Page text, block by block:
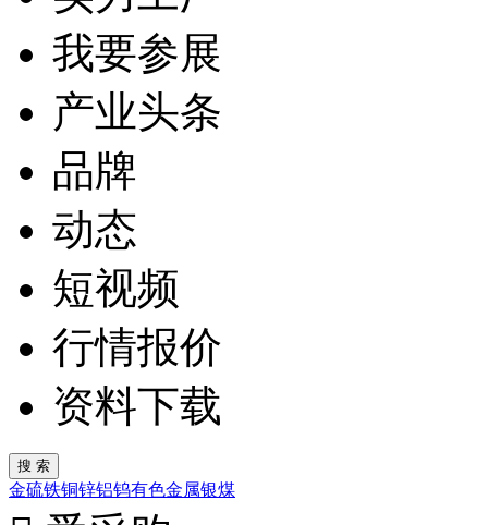
我要参展
产业头条
品牌
动态
短视频
行情报价
资料下载
金硫铁铜锌铝钨有色金属银煤